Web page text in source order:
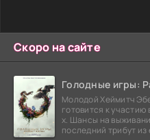
Скоро на сайте
Голодные игры:
Молодой Хеймитч
готовится к
х. Шансы на
последний трибут